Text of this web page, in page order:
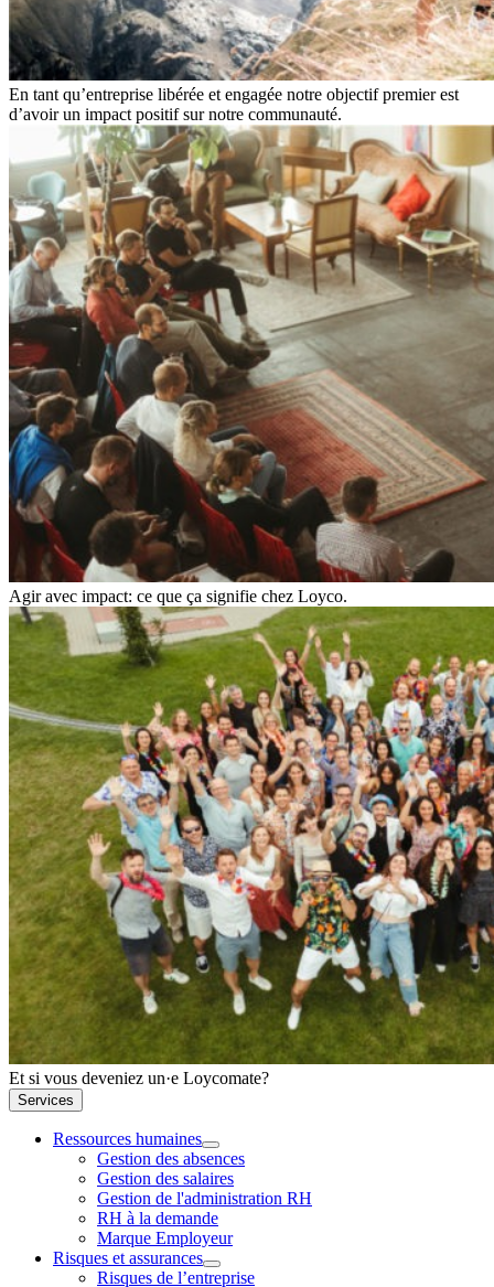
En tant qu’entreprise libérée et engagée notre objectif premier est
d’avoir un impact positif sur notre communauté.
Agir avec impact: ce que ça signifie chez Loyco.
Et si vous deveniez un·e Loycomate?
Services
Ressources humaines
Gestion des absences
Gestion des salaires
Gestion de l'administration RH
RH à la demande
Marque Employeur
Risques et assurances
Risques de l’entreprise